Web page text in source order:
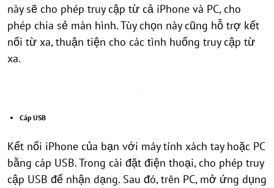
này sẽ cho phép truy cập từ cả iPhone và PC, cho
phép chia sẻ màn hình. Tùy chọn này cũng hỗ trợ kết
nối từ xa, thuận tiện cho các tình huống truy cập từ
xa.
Cáp USB
Kết nối iPhone của bạn với máy tính xách tay hoặc PC
bằng cáp USB. Trong cài đặt điện thoại, cho phép truy
cập USB để nhận dạng. Sau đó, trên PC, mở ứng dụng